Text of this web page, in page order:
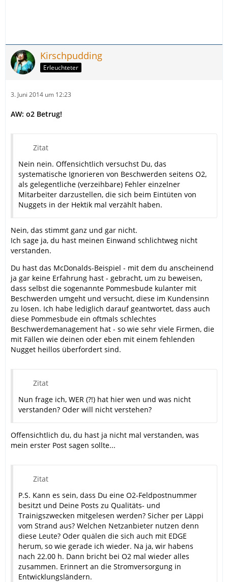
Kirschpudding
Erleuchteter
3. Juni 2014 um 12:23
AW: o2 Betrug!
Zitat
Nein nein. Offensichtlich versuchst Du, das
systematische Ignorieren von Beschwerden seitens O2,
als gelegentliche (verzeihbare) Fehler einzelner
Mitarbeiter darzustellen, die sich beim Eintüten von
Nuggets in der Hektik mal verzählt haben.
Nein, das stimmt ganz und gar nicht.
Ich sage ja, du hast meinen Einwand schlichtweg nicht
verstanden.
Du hast das McDonalds-Beispiel - mit dem du anscheinend
ja gar keine Erfahrung hast - gebracht, um zu beweisen,
dass selbst die sogenannte Pommesbude kulanter mit
Beschwerden umgeht und versucht, diese im Kundensinn
zu lösen. Ich habe lediglich darauf geantwortet, dass auch
diese Pommesbude ein oftmals schlechtes
Beschwerdemanagement hat - so wie sehr viele Firmen, die
mit Fällen wie deinen oder eben mit einem fehlenden
Nugget heillos überfordert sind.
Zitat
Nun frage ich, WER (?!) hat hier wen und was nicht
verstanden? Oder will nicht verstehen?
Offensichtlich du, du hast ja nicht mal verstanden, was
mein erster Post sagen sollte...
Zitat
P.S. Kann es sein, dass Du eine O2-Feldpostnummer
besitzt und Deine Posts zu Qualitäts- und
Trainigszwecken mitgelesen werden? Sicher per Läppi
vom Strand aus? Welchen Netzanbieter nutzen denn
diese Leute? Oder quälen die sich auch mit EDGE
herum, so wie gerade ich wieder. Na ja, wir habens
nach 22.00 h. Dann bricht bei O2 mal wieder alles
zusammen. Erinnert an die Stromversorgung in
Entwicklungsländern.